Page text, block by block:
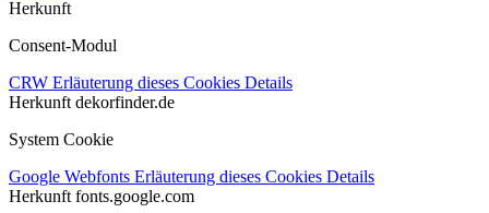
Herkunft
Consent-Modul
CRW Erläuterung dieses Cookies Details
Herkunft dekorfinder.de
System Cookie
Google Webfonts Erläuterung dieses Cookies Details
Herkunft fonts.google.com